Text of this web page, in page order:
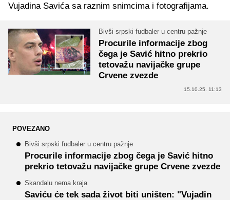
Vujadina Savića sa raznim snimcima i fotografijama.
Bivši srpski fudbaler u centru pažnje
Procurile informacije zbog
čega je Savić hitno prekrio
tetovažu navijačke grupe
Crvene zvezde
15.10.25. 11:13
POVEZANO
Bivši srpski fudbaler u centru pažnje
Procurile informacije zbog čega je Savić hitno
prekrio tetovažu navijačke grupe Crvene zvezde
Skandalu nema kraja
Saviću će tek sada život biti uništen: "Vujadin